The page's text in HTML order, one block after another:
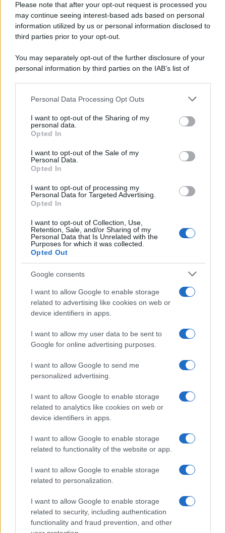
Please note that after your opt-out request is processed you
may continue seeing interest-based ads based on personal
information utilized by us or personal information disclosed to
third parties prior to your opt-out.
You may separately opt-out of the further disclosure of your
personal information by third parties on the IAB’s list of
This information may also be disclosed by us to third parties
disclose it to other third parties.
Please note that this website/app uses one or more Google
services and may gather and store information including but
not limited to your visit or usage behaviour. You may click to
grant or deny consent to Google and its third-party tags to
consent section.
Personal Data Processing Opt Outs
I want to opt-out of the Sharing of my
personal data.
Opted In
I want to opt-out of the Sale of my
Personal Data.
Opted In
I want to opt-out of processing my
Personal Data for Targeted Advertising.
Opted In
I want to opt-out of Collection, Use,
Retention, Sale, and/or Sharing of my
Personal Data that Is Unrelated with the
Purposes for which it was collected.
Opted Out
Google consents
I want to allow Google to enable storage
related to advertising like cookies on web or
device identifiers in apps.
I want to allow my user data to be sent to
Google for online advertising purposes.
I want to allow Google to send me
personalized advertising.
I want to allow Google to enable storage
related to analytics like cookies on web or
device identifiers in apps.
I want to allow Google to enable storage
related to functionality of the website or app.
I want to allow Google to enable storage
related to personalization.
I want to allow Google to enable storage
related to security, including authentication
functionality and fraud prevention, and other